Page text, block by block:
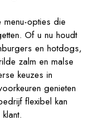
opties die
Of u nu houdt
en hotdogs,
zalm en malse
keuzes in
genieten
flexibel kan